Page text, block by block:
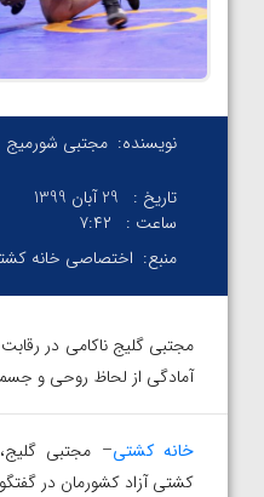
نویسنده: مجتبی شورمیج
تاریخ :
29 آبان 1399
ساعت :
۷:۴۲
منبع: اختصاصی خانه
مجتبی گلیج ناکامی در
آمادگی از لحاظ روحی و
خانه کشتی
کشتی آزاد کشورمان در